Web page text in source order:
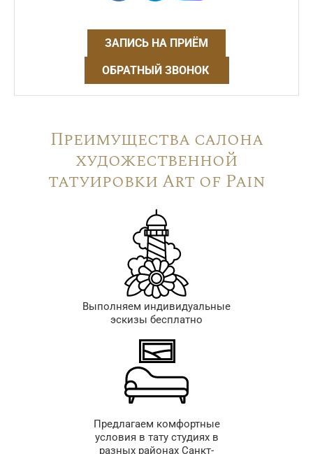
ЗАПИСЬ НА ПРИЁМ
ОБРАТНЫЙ ЗВОНОК
Преимущества салона
художественной
татуировки Art of Pain
Выполняем индивидуальные
эскизы бесплатно
Предлагаем комфортные
условия в тату студиях в
разных районах Санкт-